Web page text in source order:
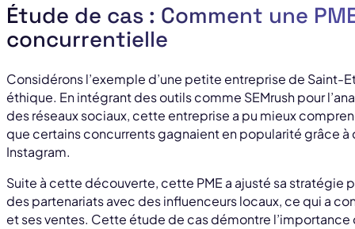
Étude de cas : Comment une
concurrentielle
Considérons l’exemple d’une petite entreprise de Saint-
éthique. En intégrant des outils comme SEMrush pour
des réseaux sociaux, cette entreprise a pu mieux
que certains concurrents gagnaient en popularité grâce
Instagram.
Suite à cette découverte, cette PME a ajusté sa stratégie
des partenariats avec des influenceurs locaux, ce qui a
et ses ventes. Cette étude de cas démontre l’importance